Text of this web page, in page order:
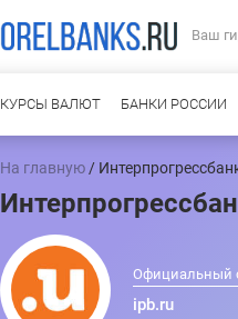
Ваш
КУРСЫ ВАЛЮТ БАНКИ РОССИИ
На главную /
Официальный
ipb.ru